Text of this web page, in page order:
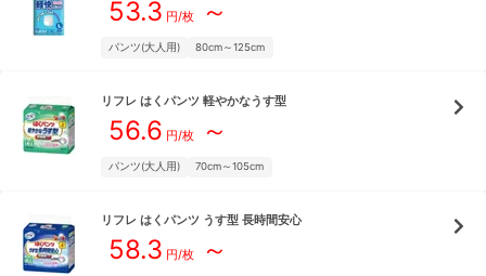
53.3 円/枚～
パンツ(大人用) 80cm～125cm
リフレ はくパンツ 軽やかなうす型
56.6 円/枚～
パンツ(大人用) 70cm～105cm
リフレ はくパンツ うす型 長時間安心
58.3 円/枚～